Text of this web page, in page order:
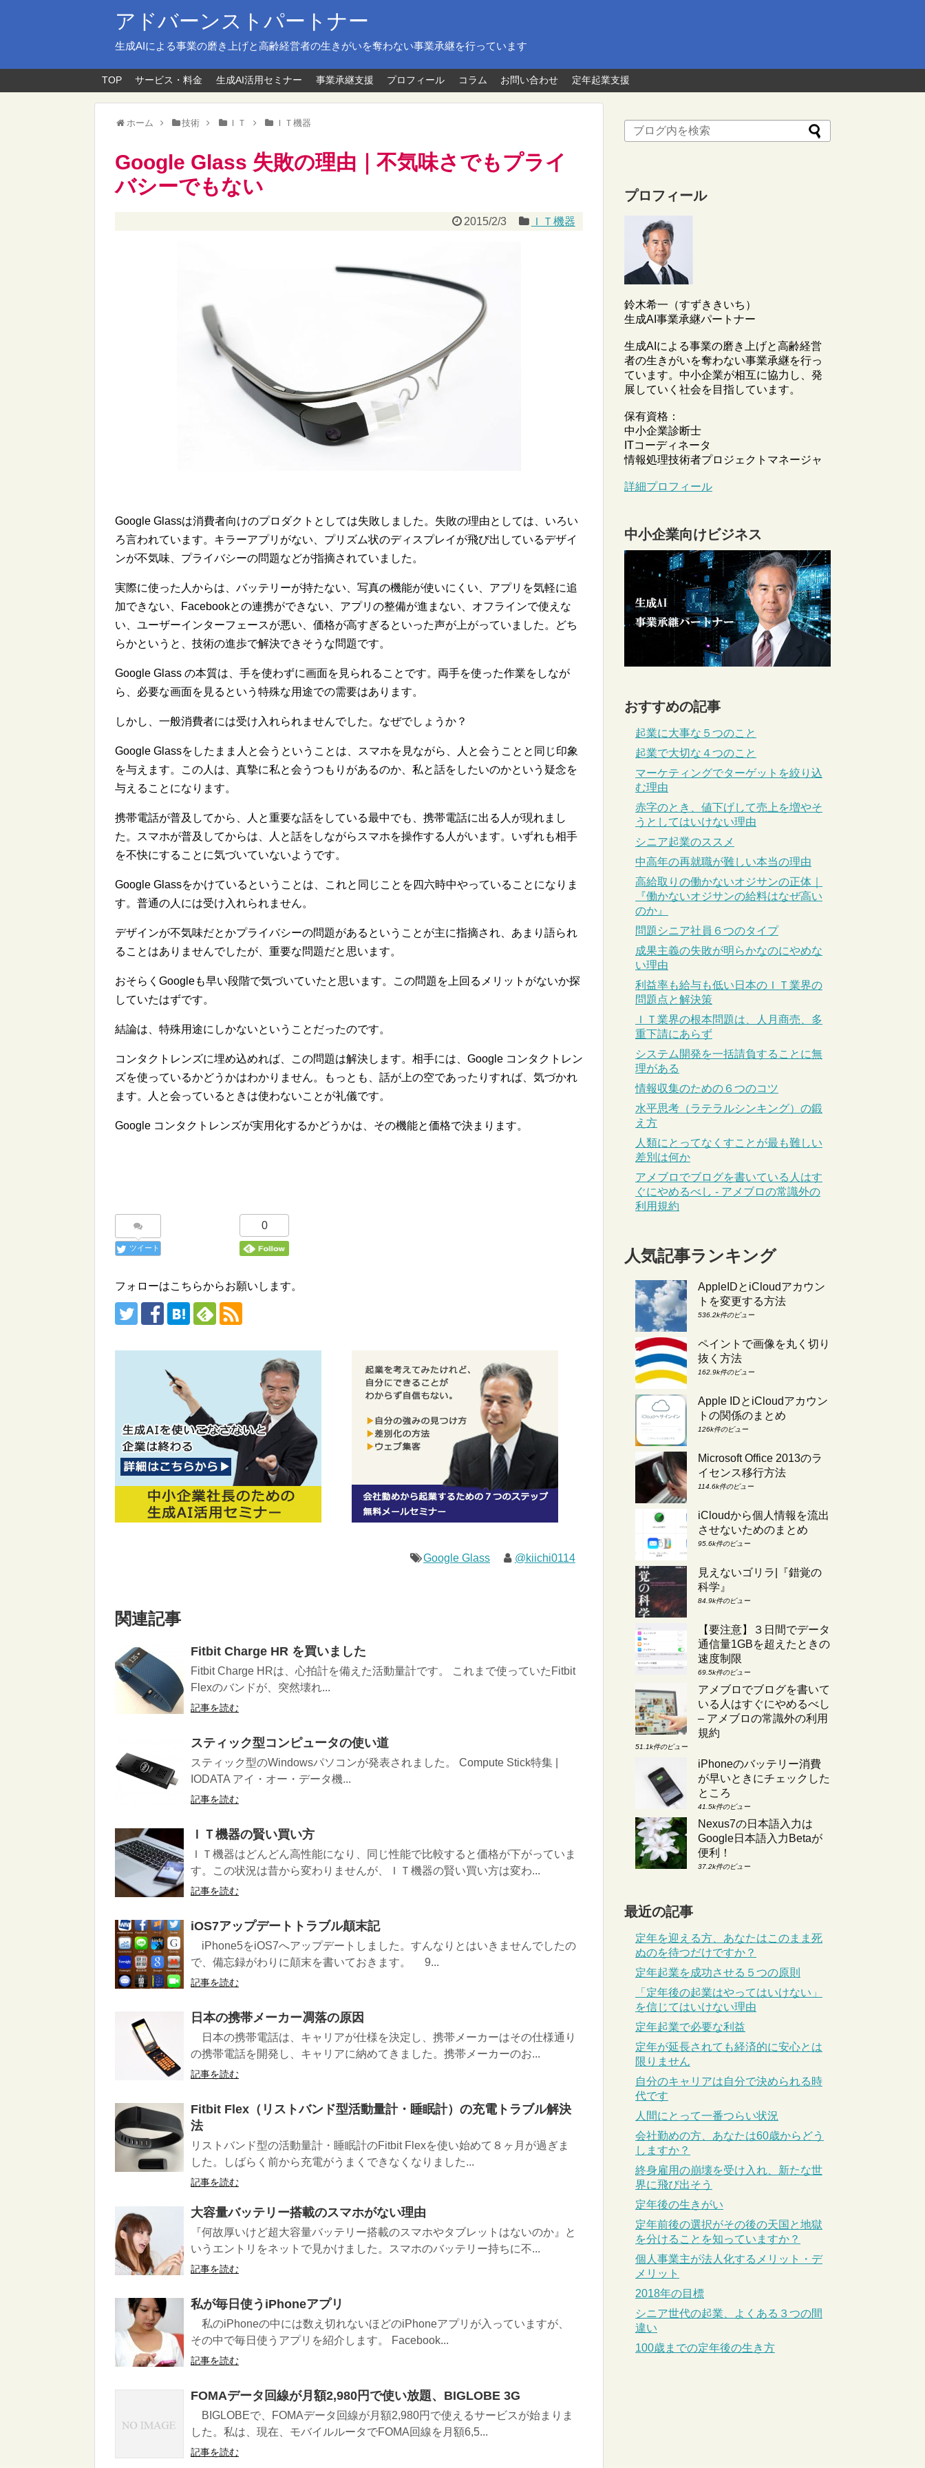
アドバーンストパートナー
生成AIによる事業の磨き上げと高齢経営者の生きがいを奪わない事業承継を行っています
TOP サービス・料金 生成AI活用セミナー 事業承継支援 プロフィール コラム お問い合わせ 定年起業支援
ホーム 技術 ＩＴ ＩＴ機器
Google Glass 失敗の理由｜不気味さでもプライ
バシーでもない
2015/2/3 ＩＴ機器
Google Glassは消費者向けのプロダクトとしては失敗しました。失敗の理由としては、いろい
ろ言われています。キラーアプリがない、プリズム状のディスプレイが飛び出しているデザイ
ンが不気味、プライバシーの問題などが指摘されていました。
実際に使った人からは、バッテリーが持たない、写真の機能が使いにくい、アプリを気軽に追
加できない、Facebookとの連携ができない、アプリの整備が進まない、オフラインで使えな
い、ユーザーインターフェースが悪い、価格が高すぎるといった声が上がっていました。どち
らかというと、技術の進歩で解決できそうな問題です。
Google Glass の本質は、手を使わずに画面を見られることです。両手を使った作業をしなが
ら、必要な画面を見るという特殊な用途での需要はあります。
しかし、一般消費者には受け入れられませんでした。なぜでしょうか？
Google Glassをしたまま人と会うということは、スマホを見ながら、人と会うことと同じ印象
を与えます。この人は、真摯に私と会うつもりがあるのか、私と話をしたいのかという疑念を
与えることになります。
携帯電話が普及してから、人と重要な話をしている最中でも、携帯電話に出る人が現れまし
た。スマホが普及してからは、人と話をしながらスマホを操作する人がいます。いずれも相手
を不快にすることに気づいていないようです。
Google Glassをかけているということは、これと同じことを四六時中やっていることになりま
す。普通の人には受け入れられません。
デザインが不気味だとかプライバシーの問題があるということが主に指摘され、あまり語られ
ることはありませんでしたが、重要な問題だと思います。
おそらくGoogleも早い段階で気づいていたと思います。この問題を上回るメリットがないか探
していたはずです。
結論は、特殊用途にしかないということだったのです。
コンタクトレンズに埋め込めれば、この問題は解決します。相手には、Google コンタクトレン
ズを使っているかどうかはわかりません。もっとも、話が上の空であったりすれば、気づかれ
ます。人と会っているときは使わないことが礼儀です。
Google コンタクトレンズが実用化するかどうかは、その機能と価格で決まります。
ツイート
0
フォローはこちらからお願いします。
Google Glass @kiichi0114
関連記事
Fitbit Charge HR を買いました
Fitbit Charge HRは、心拍計を備えた活動量計です。 これまで使っていたFitbit
Flexのバンドが、突然壊れ...
記事を読む
スティック型コンピュータの使い道
スティック型のWindowsパソコンが発表されました。 Compute Stick特集 |
IODATA アイ・オー・データ機...
記事を読む
ＩＴ機器の賢い買い方
ＩＴ機器はどんどん高性能になり、同じ性能で比較すると価格が下がっていま
す。この状況は昔から変わりませんが、ＩＴ機器の賢い買い方は変わ...
記事を読む
iOS7アップデートトラブル顛末記
iPhone5をiOS7へアップデートしました。すんなりとはいきませんでしたの
で、備忘録がわりに顛末を書いておきます。 9...
記事を読む
日本の携帯メーカー凋落の原因
日本の携帯電話は、キャリアが仕様を決定し、携帯メーカーはその仕様通り
の携帯電話を開発し、キャリアに納めてきました。携帯メーカーのお...
記事を読む
Fitbit Flex（リストバンド型活動量計・睡眠計）の充電トラブル解決
法
リストバンド型の活動量計・睡眠計のFitbit Flexを使い始めて８ヶ月が過ぎま
した。しばらく前から充電がうまくできなくなりました...
記事を読む
大容量バッテリー搭載のスマホがない理由
『何故厚いけど超大容量バッテリー搭載のスマホやタブレットはないのか』と
いうエントリをネットで見かけました。スマホのバッテリー持ちに不...
記事を読む
私が毎日使うiPhoneアプリ
私のiPhoneの中には数え切れないほどのiPhoneアプリが入っていますが、
その中で毎日使うアプリを紹介します。 Facebook...
記事を読む
FOMAデータ回線が月額2,980円で使い放題、BIGLOBE 3G
BIGLOBEで、FOMAデータ回線が月額2,980円で使えるサービスが始まりま
した。私は、現在、モバイルルータでFOMA回線を月額6,5...
記事を読む
プロフィール
鈴木希一（すずききいち）
生成AI事業承継パートナー
生成AIによる事業の磨き上げと高齢経営
者の生きがいを奪わない事業承継を行っ
ています。中小企業が相互に協力し、発
展していく社会を目指しています。
保有資格：
中小企業診断士
ITコーディネータ
情報処理技術者プロジェクトマネージャ
詳細プロフィール
中小企業向けビジネス
おすすめの記事
起業に大事な５つのこと
起業で大切な４つのこと
マーケティングでターゲットを絞り込
む理由
赤字のとき、値下げして売上を増やそ
うとしてはいけない理由
シニア起業のススメ
中高年の再就職が難しい本当の理由
高給取りの働かないオジサンの正体｜
『働かないオジサンの給料はなぜ高い
のか』
問題シニア社員６つのタイプ
成果主義の失敗が明らかなのにやめな
い理由
利益率も給与も低い日本のＩＴ業界の
問題点と解決策
ＩＴ業界の根本問題は、人月商売、多
重下請にあらず
システム開発を一括請負することに無
理がある
情報収集のための６つのコツ
水平思考（ラテラルシンキング）の鍛
え方
人類にとってなくすことが最も難しい
差別は何か
アメブロでブログを書いている人はす
ぐにやめるべし - アメブロの常識外の
利用規約
人気記事ランキング
AppleIDとiCloudアカウン
トを変更する方法
536.2k件のビュー
ペイントで画像を丸く切り
抜く方法
162.9k件のビュー
Apple IDとiCloudアカウン
トの関係のまとめ
126k件のビュー
Microsoft Office 2013のラ
イセンス移行方法
114.6k件のビュー
iCloudから個人情報を流出
させないためのまとめ
95.6k件のビュー
見えないゴリラ|『錯覚の
科学』
84.9k件のビュー
【要注意】３日間でデータ
通信量1GBを超えたときの
速度制限
69.5k件のビュー
アメブロでブログを書いて
いる人はすぐにやめるべし
– アメブロの常識外の利用
規約
51.1k件のビュー
iPhoneのバッテリー消費
が早いときにチェックした
ところ
41.5k件のビュー
Nexus7の日本語入力は
Google日本語入力Betaが
便利！
37.2k件のビュー
最近の記事
定年を迎える方、あなたはこのまま死
ぬのを待つだけですか？
定年起業を成功させる５つの原則
「定年後の起業はやってはいけない」
を信じてはいけない理由
定年起業で必要な利益
定年が延長されても経済的に安心とは
限りません
自分のキャリアは自分で決められる時
代です
人間にとって一番つらい状況
会社勤めの方、あなたは60歳からどう
しますか？
終身雇用の崩壊を受け入れ、新たな世
界に飛び出そう
定年後の生きがい
定年前後の選択がその後の天国と地獄
を分けることを知っていますか？
個人事業主が法人化するメリット・デ
メリット
2018年の目標
シニア世代の起業、よくある３つの間
違い
100歳までの定年後の生き方